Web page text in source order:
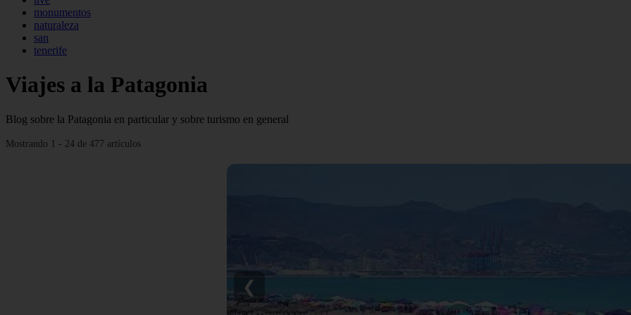
monumentos
naturaleza
san
tenerife
Viajes a la Patagonia
Blog sobre la Patagonia en particular y sobre turismo en general
Mostrando 1 - 24 de 477 artículos
❮